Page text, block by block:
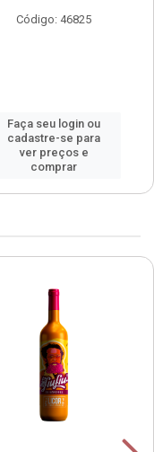
Código: 46825
Faça seu login ou
cadastre-se para
ver preços e
comprar